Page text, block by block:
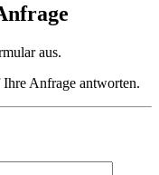
aus.
Anfrage antworten.